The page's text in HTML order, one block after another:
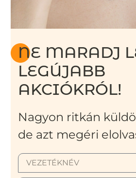
NE MARADJ
LEGÚJABB
AKCIÓKRÓL!
Nagyon ritkán
de azt megéri